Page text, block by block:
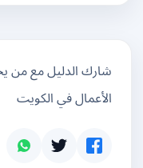
شارك الدليل مع من
الأعمال في الكويت